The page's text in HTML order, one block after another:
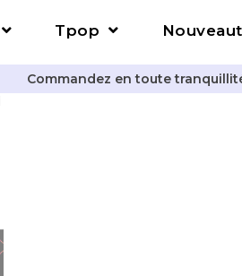
Tpop
Commandez en toute